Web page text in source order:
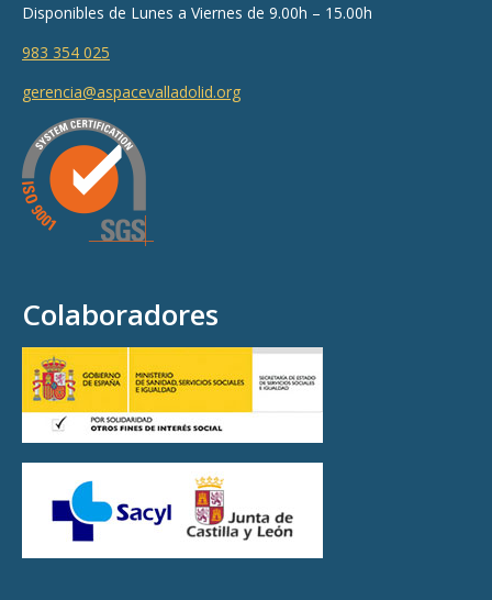
Disponibles de Lunes a Viernes de 9.00h – 15.00h
983 354 025
gerencia@aspacevalladolid.org
Colaboradores